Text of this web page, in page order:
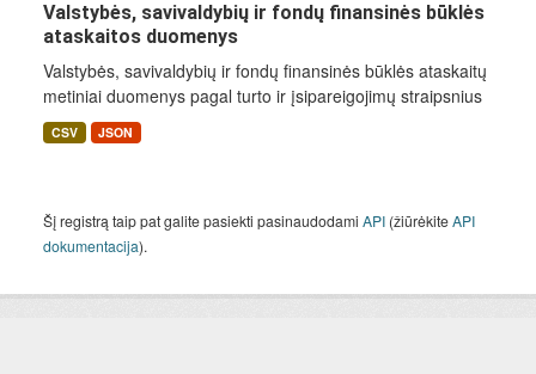
Valstybės, savivaldybių ir fondų finansinės būklės
ataskaitos duomenys
Valstybės, savivaldybių ir fondų finansinės būklės ataskaitų
metiniai duomenys pagal turto ir įsipareigojimų straipsnius
CSV JSON
Šį registrą taip pat galite pasiekti pasinaudodami API (žiūrėkiteAPI
dokumentacija).